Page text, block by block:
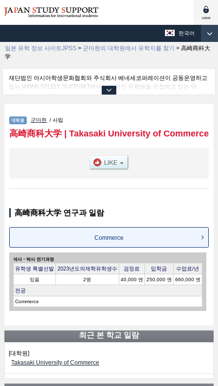
한국어
일본 유학 정보 사이트JPSS > 군마현의 대학원에서 유학지를 찾기 > 高崎商科大
学
재단법인 아시아학생문화협회와 주식회사 베네세코퍼레이션이 공동운영하고
있는JAPAN STUDY SUPPORT에서는 외국인 유학생을 모집하고 있는 약
1,300여 개의 대학・대학원・단기대학・전문학교의 정보를 게재하고 있습니
연구과별 정보, 모집정원과 합격자수 등의 입시정보, 시설안내, 교통정보 등 외
국인 유학생에게 유익하고 필요한 정보를 게재하고 있으므로 많이 이용해 주시
기 바랍니다.
군마현 / 사립
高崎商科大学| Takasaki University of Commerce
高崎商科大学 연구과 일람
Commerce
석사・박사 전기과정
유학생 특별선발 2023년도의재학유학생수 검정료 입학금 수업료/년
있음 2명 40,000 엔 250,000 엔 660,000 엔
전공
Commerce
최근 본 학교 일람
[대학원]
Takasaki University of Commerce